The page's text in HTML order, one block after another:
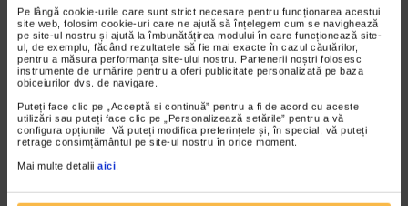
Pe lângă cookie-urile care sunt strict necesare pentru funcționarea acestui
site web, folosim cookie-uri care ne ajută să înțelegem cum se navighează
pe site-ul nostru și ajută la îmbunătățirea modului în care funcționează site-
ul, de exemplu, făcând rezultatele să fie mai exacte în cazul căutărilor,
pentru a măsura performanța site-ului nostru. Partenerii noștri folosesc
instrumente de urmărire pentru a oferi publicitate personalizată pe baza
obiceiurilor dvs. de navigare.
Puteți face clic pe „Acceptă si continuă” pentru a fi de acord cu aceste
utilizări sau puteți face clic pe „Personalizează setările” pentru a vă
configura opțiunile. Vă puteți modifica preferințele și, în special, vă puteți
retrage consimțământul pe site-ul nostru în orice moment.
Mai multe detalii aici
VIDEO